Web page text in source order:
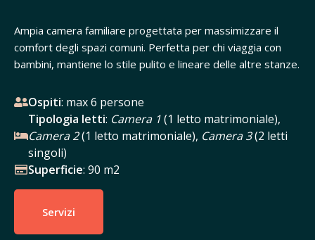
Ampia camera familiare progettata per massimizzare il
comfort degli spazi comuni. Perfetta per chi viaggia con
bambini, mantiene lo stile pulito e lineare delle altre stanze.
Ospiti: max 6 persone
Tipologia letti: Camera 1(1 letto matrimoniale),
Camera 2(1 letto matrimoniale), Camera 3(2 letti
singoli)
Superficie: 90 m2
Servizi